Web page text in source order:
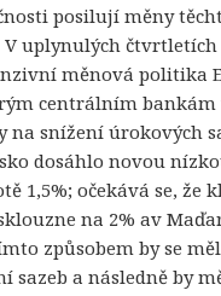
posilují měny
V uplynulých
měnová politika
centrálním bankám
na snížení úrokových
dosáhlo novou
1,5%; očekává se, že
na 2% av
způsobem by se
sazeb a následně by